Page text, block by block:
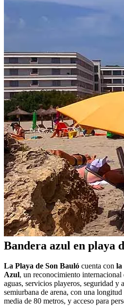
Bandera azul en playa
La Playa de Son Bauló cuenta con la
Azul, un reconocimiento internacional
aguas, servicios playeros, seguridad y
semiurbana de arena, con una
media de 80 metros, y acceso para